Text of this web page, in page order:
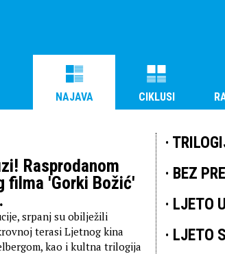
NAJAVA CIKLUSI
Rasprodanom
filma 'Gorki Božić'
srpanj su obilježili
terasi Ljetnog kina
kao i kultna trilogija
BEZ
LJETO
LJETO